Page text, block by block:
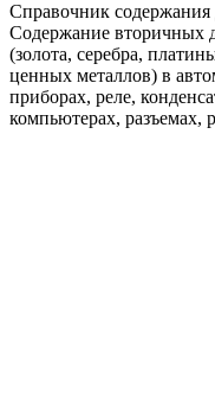
Справочник
Содержание вторичных
(золота, серебра,
ценных металлов) в
приборах, реле,
компьютерах, разъемах,